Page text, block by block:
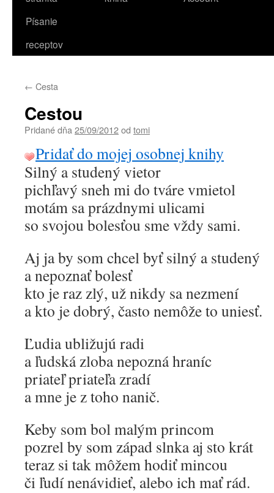
obsah
Písanie
receptov
← Cesta
Cestou
Pridané dňa 25/09/2012od tomi
Pridať do mojej osobnej knihy
Silný a studený vietor
pichľavý sneh mi do tváre vmietol
motám sa prázdnymi ulicami
so svojou bolesťou sme vždy sami.
Aj ja by som chcel byť silný a studený
a nepoznať bolesť
kto je raz zlý, už nikdy sa nezmení
a kto je dobrý, často nemôže to uniesť.
Ľudia ubližujú radi
a ľudská zloba nepozná hraníc
priateľ priateľa zradí
a mne je z toho nanič.
Keby som bol malým princom
pozrel by som západ slnka aj sto krát
teraz si tak môžem hodiť mincou
či ľudí nenávidieť, alebo ich mať rád.